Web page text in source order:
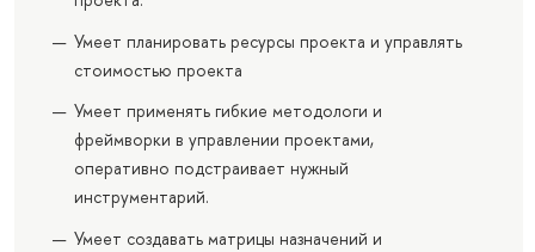
Умеет планировать ресурсы проекта и управлять
стоимостью проекта
Умеет применять гибкие методологи и
фреймворки в управлении проектами,
оперативно подстраивает нужный
инструментарий.
Умеет создавать матрицы назначений и